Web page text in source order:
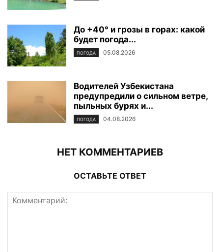
До +40° и грозы в горах: какой
будет погода...
ПОГОДА 05.08.2026
Водителей Узбекистана
предупредили о сильном ветре,
пыльных бурях и...
ПОГОДА 04.08.2026
НЕТ КОММЕНТАРИЕВ
ОСТАВЬТЕ ОТВЕТ